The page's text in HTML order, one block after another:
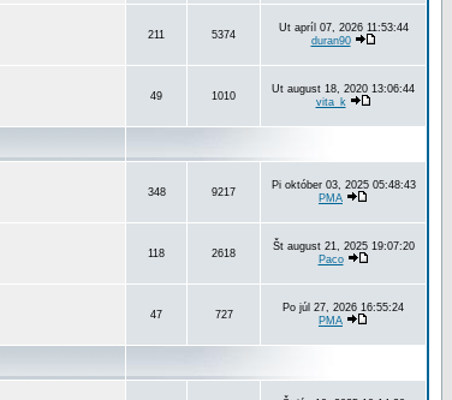
211 5374
Ut apríl 07, 2026 11:53:44
duran90
49 1010
Ut august 18, 2020 13:06:44
vita_k
348 9217
Pi október 03, 2025 05:48:43
PMA
118 2618
Št august 21, 2025 19:07:20
Paco
47 727
Po júl 27, 2026 16:55:24
PMA